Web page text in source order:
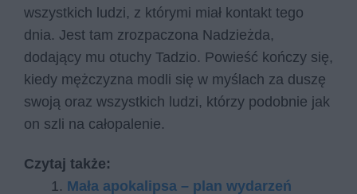
wszystkich ludzi, z którymi miał kontakt tego
dnia. Jest tam zrozpaczona Nadzieżda,
dodający mu otuchy Tadzio. Powieść kończy się,
kiedy mężczyzna modli się w myślach za duszę
swoją oraz wszystkich ludzi, którzy podobnie jak
on szli na całopalenie.
Czytaj także:
Mała apokalipsa – plan wydarzeń